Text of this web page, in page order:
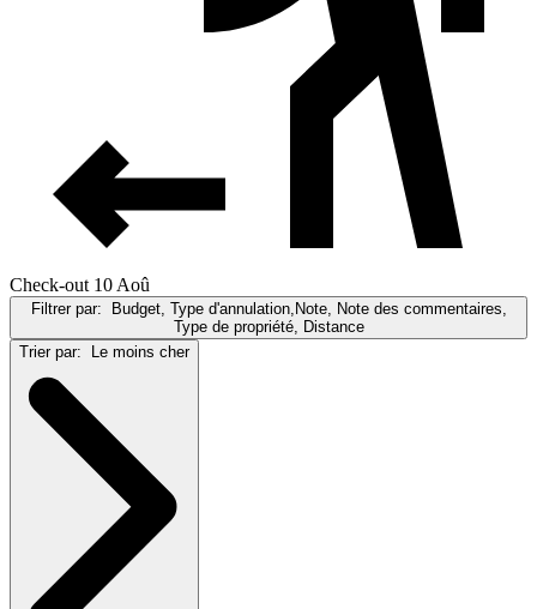
Check-out 10 Aoû
Filtrer par:
Budget, Type d'annulation,Note, Note des commentaires,
Type de propriété, Distance
Trier par:
Le moins cher